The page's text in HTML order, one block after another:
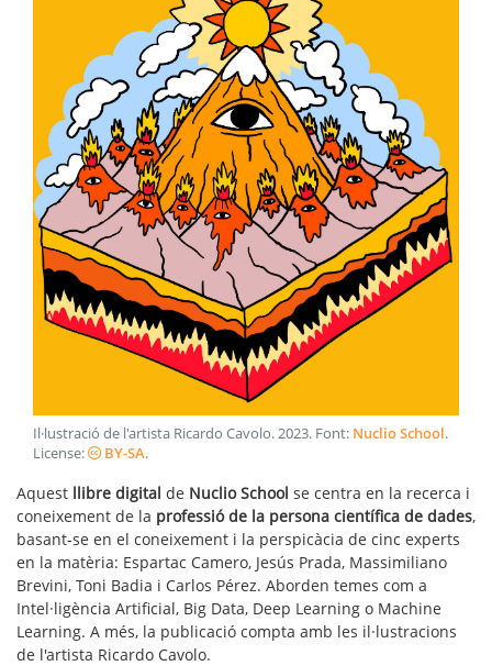
Il·lustració de l'artista Ricardo Cavolo.2023. Font: Nuclio School.
License:
BY-SA.
Aquest llibre digital de Nuclio School se centra en la recerca i
coneixement de la professió de la persona científica de dades,
basant-se en el coneixement i la perspicàcia de cinc experts
en la matèria: Espartac Camero, Jesús Prada, Massimiliano
Brevini, Toni Badia i Carlos Pérez. Aborden temes com a
Intel·ligència Artificial, Big Data, Deep Learning o Machine
Learning. A més, la publicació compta amb les il·lustracions
de l'artista Ricardo Cavolo.